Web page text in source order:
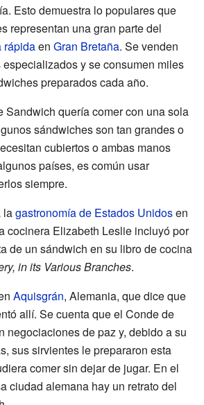
Esto demuestra lo populares que
representan una gran parte del
rápidaen Gran Bretaña. Se venden
y se consumen miles
preparados cada año.
Sandwich quería comer con una sola
sándwiches son tan grandes o
cubiertos o ambas manos
países, es común usar
siempre.
lagastronomía de Estados Unidosen
cocinera Elizabeth Leslie incluyó por
de un sándwich en su libro de cocina
in its Various Branches.
Aquisgrán, Alemania, que dice que
allí. Se cuenta que el Conde de
negociaciones de paz y, debido a su
sus sirvientes le prepararon esta
comer sin dejar de jugar. En el
ciudad alemana hay un retrato del